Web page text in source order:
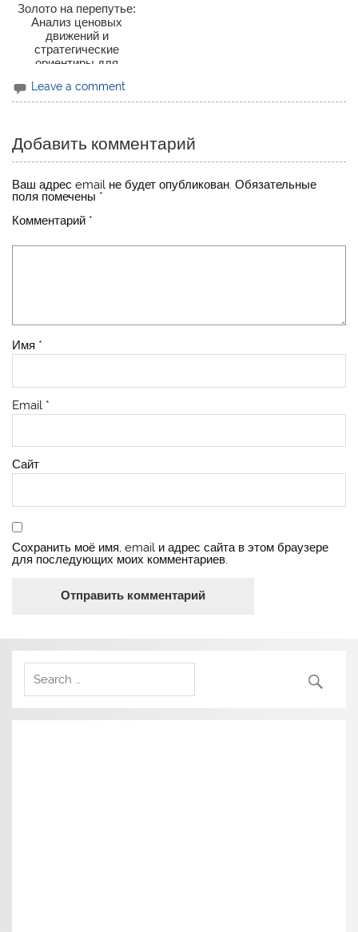
Золото на перепутье:
Анализ ценовых
движений и
стратегические
ориентиры для
Leave a comment
Добавить комментарий
Ваш адрес email не будет опубликован. Обязательные
поля помечены *
Комментарий *
Имя *
Email *
Сайт
Сохранить моё имя, email и адрес сайта в этом браузере
для последующих моих комментариев.